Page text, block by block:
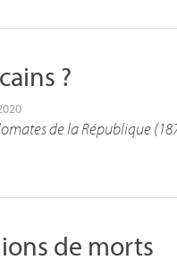
?
de la République
de morts